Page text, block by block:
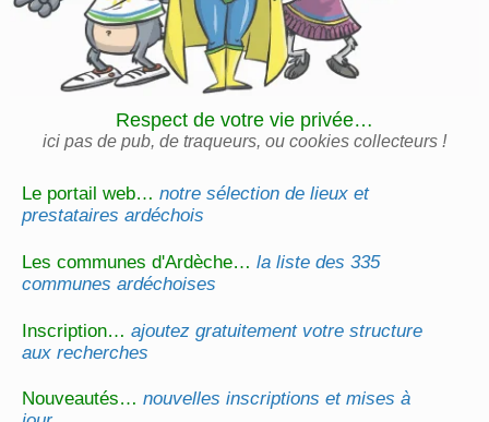
Le portail web…notre sélection de lieux et
prestataires ardéchois
Les communes d'Ardèche…la liste des 335
communes ardéchoises
Inscription…ajoutez gratuitement votre structure
aux recherches
Nouveautés…nouvelles inscriptions et mises à
Respect de votre vie privée…
ici pas de pub, de traqueurs, ou cookies collecteurs !